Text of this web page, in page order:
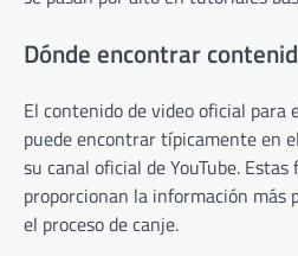
Dónde encontrar
El contenido de video oficial para
puede encontrar típicamente en
su canal oficial de YouTube.
proporcionan la información más
el proceso de canje.